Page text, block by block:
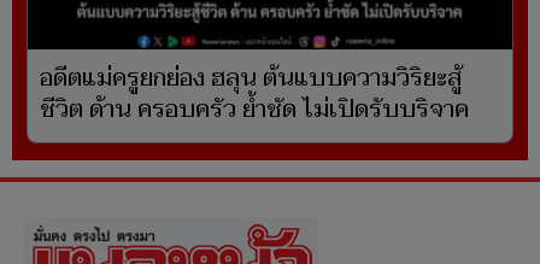
อดีตแม่ครูยกย่อง ฮลุน ต้นแบบความวิริยะสู้
ชีวิต ด้าน ครอบครัว ย้ำชัด ไม่เปิดรับบริจาค